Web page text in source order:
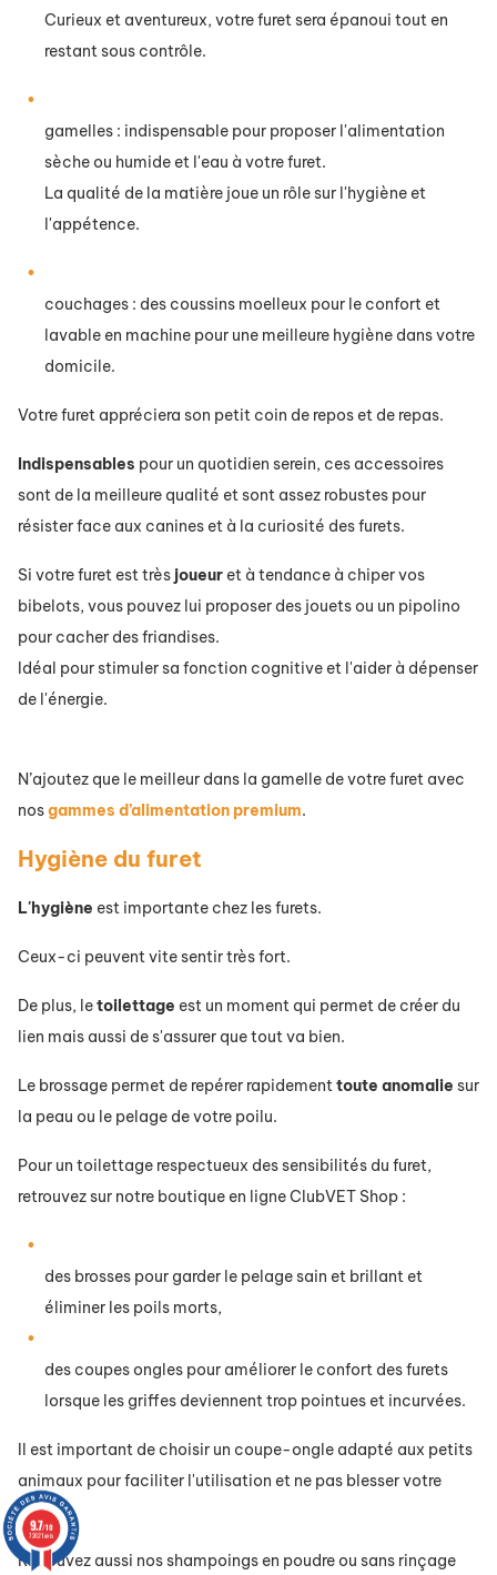
Curieux et aventureux, votre furet sera épanoui tout en
restant sous contrôle.
gamelles : indispensable pour proposer l'alimentation
sèche ou humide et l'eau à votre furet.
La qualité de la matière joue un rôle sur l'hygiène et
l'appétence.
couchages : des coussins moelleux pour le confort et
lavable en machine pour une meilleure hygiène dans votre
domicile.
Votre furet appréciera son petit coin de repos et de repas.
Indispensables pour un quotidien serein, ces accessoires
sont de la meilleure qualité et sont assez robustes pour
résister face aux canines et à la curiosité des furets.
Si votre furet est très joueur et à tendance à chiper vos
bibelots, vous pouvez lui proposer des jouets ou un pipolino
pour cacher des friandises.
Idéal pour stimuler sa fonction cognitive et l'aider à dépenser
de l'énergie.
N’ajoutez que le meilleur dans la gamelle de votre furet avec
nosgammes d’alimentation premium.
Hygiène du furet
L'hygiène est importante chez les furets.
Ceux-ci peuvent vite sentir très fort.
De plus, letoilettage est un moment qui permet de créer du
lien mais aussi de s'assurer que tout va bien.
Le brossage permet de repérer rapidementtoute anomalie sur
la peau ou le pelage de votre poilu.
Pour un toilettage respectueux des sensibilités du furet,
retrouvez sur notre boutique en ligne ClubVET Shop :
des brosses pour garder le pelage sain et brillant et
éliminer les poils morts,
des coupes ongles pour améliorer le confort des furets
lorsque les griffes deviennent trop pointues et incurvées.
Il est important de choisir un coupe-ongle adapté aux petits
animaux pour faciliter l'utilisation et ne pas blesser votre
animal.
Retrouvez aussi nos shampoings en poudre ou sans rinçage
9.7/10
72621 avis